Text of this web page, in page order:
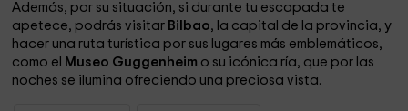
Además, por su situación, si durante tu escapada te
apetece, podrás visitar Bilbao, la capital de la provincia, y
hacer una ruta turística por sus lugares más emblemáticos,
como el
Museo Guggenheim o su icónica ría, que por las
noches se ilumina ofreciendo una preciosa vista.